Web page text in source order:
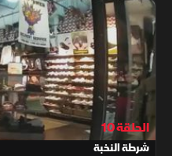
الحلقة 10
شرطة النخبة